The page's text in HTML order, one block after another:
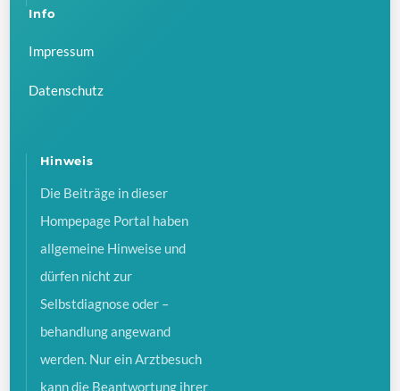
Info
Impressum
Datenschutz
Hinweis
Die Beiträge in dieser
Hompepage Portal haben
allgemeine Hinweise und
dürfen nicht zur
Selbstdiagnose oder –
behandlung angewand
werden. Nur ein Arztbesuch
kann die Beantwortung ihrer